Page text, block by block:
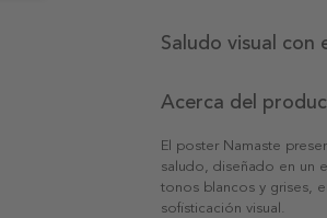
Saludo visual con
Acerca del
El poster Namaste
saludo, diseñado en un
tonos blancos y grises,
sofisticación visual.